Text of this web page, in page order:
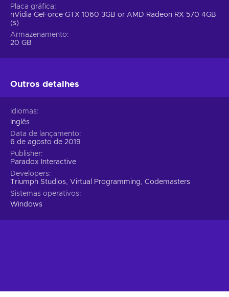
Placa gráfica
nVidia GeForce GTX 1060 3GB or AMD Radeon RX 570 4GB
(s)
Armazenamento
20 GB
Outros detalhes
Idiomas
Inglês
Data de lançamento
6 de agosto de 2019
Publisher
Paradox Interactive
Developers
Triumph Studios, Virtual Programming, Codemasters
Sistemas operativos
Windows